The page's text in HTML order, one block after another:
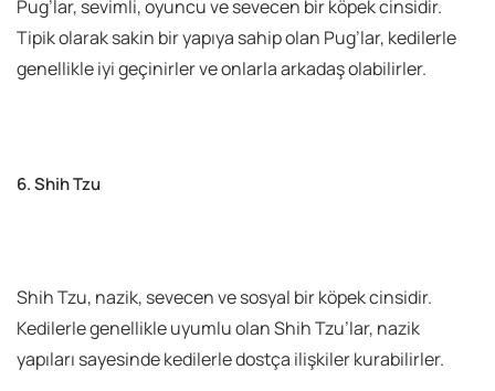
Pug’lar, sevimli, oyuncu ve sevecen bir köpek cinsidir.
Tipik olarak sakin bir yapıya sahip olan Pug’lar, kedilerle
genellikle iyi geçinirler ve onlarla arkadaş olabilirler.
6. Shih Tzu
Shih Tzu, nazik, sevecen ve sosyal bir köpek cinsidir.
Kedilerle genellikle uyumlu olan Shih Tzu’lar, nazik
yapıları sayesinde kedilerle dostça ilişkiler kurabilirler.